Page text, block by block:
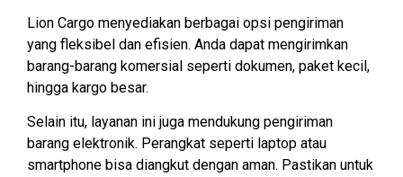
Lion Cargo menyediakan berbagai opsi pengiriman
yang fleksibel dan efisien. Anda dapat mengirimkan
barang-barang komersial seperti dokumen, paket kecil,
hingga kargo besar.
Selain itu, layanan ini juga mendukung pengiriman
barang elektronik. Perangkat seperti laptop atau
smartphone bisa diangkut dengan aman. Pastikan untuk